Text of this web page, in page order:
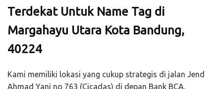
Terdekat Untuk Name Tag di
Margahayu Utara Kota Bandung,
40224
Kami memiliki lokasi yang cukup strategis di jalan Jend
Ahmad Yani no 763 (Cicadas) di depan Bank BCA.